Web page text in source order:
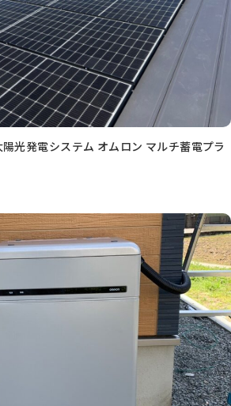
光発電システム オムロン マルチ蓄電プラ